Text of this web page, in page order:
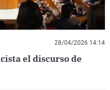
28/04/2026 14:14
el discurso de